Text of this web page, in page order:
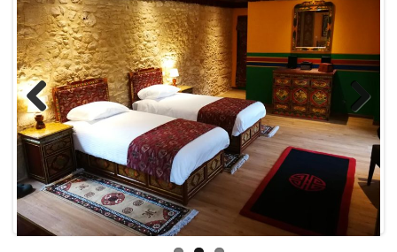
Previous Next